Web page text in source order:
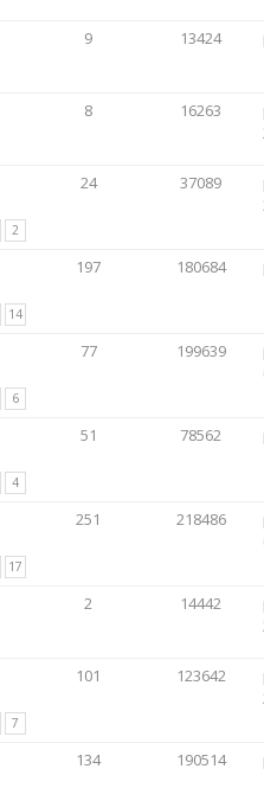
9 13424
8 16263
2
24 37089
14
197 180684
6
77 199639
4
51 78562
17
251 218486
2 14442
7
101 123642
134 190514